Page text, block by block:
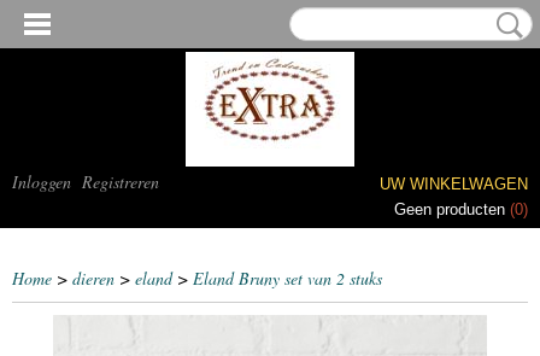
Inloggen Registreren
UW WINKELWAGEN
Geen producten (0)
Home > dieren > eland> Eland Bruny set van 2 stuks